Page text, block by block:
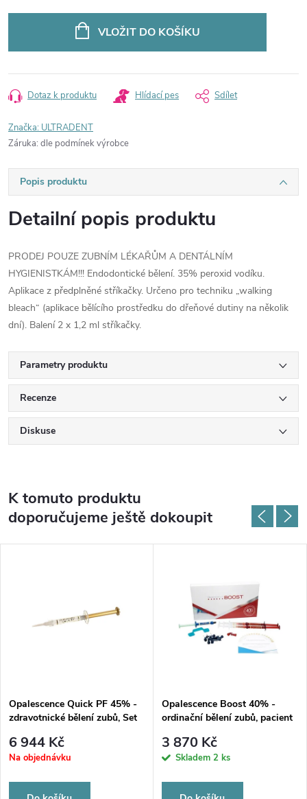
VLOŽIT DO KOŠÍKU
Dotaz k produktu Hlídací pes Sdílet
Značka: ULTRADENT
Záruka: dle podmínek výrobce
Popis produktu
Detailní popis produktu
PRODEJ POUZE ZUBNÍM LÉKAŘŮM A DENTÁLNÍM
HYGIENISTKÁM!!! Endodontické bělení. 35% peroxid vodíku.
Aplikace z předplněné stříkačky. Určeno pro techniku „walking
bleach“ (aplikace bělícího prostředku do dřeňové dutiny na několik
dní). Balení 2 x 1,2 ml stříkačky.
Parametry produktu
Recenze
Diskuse
K tomuto produktu
doporučujeme ještě dokoupit
Opalescence Quick PF 45% -
zdravotnické bělení zubů, Set
6 944 Kč
Na objednávku
Opalescence Boost 40% -
ordinační bělení zubů, pacient
3 870 Kč
Skladem 2 ks